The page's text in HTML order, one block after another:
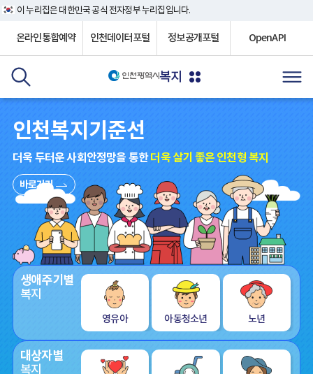
이 누리집은 대한민국 공식 전자정부 누리집입니다.
온라인통합예약 인천데이터포털 정보공개포털 OpenAPI
복지
인천복지기준선
더욱 두터운 사회안정망을 통한더욱 살기 좋은 인천형 복지
바로가기
생애주기별
복지
영유아 아동청소년 노년
대상자별
복지